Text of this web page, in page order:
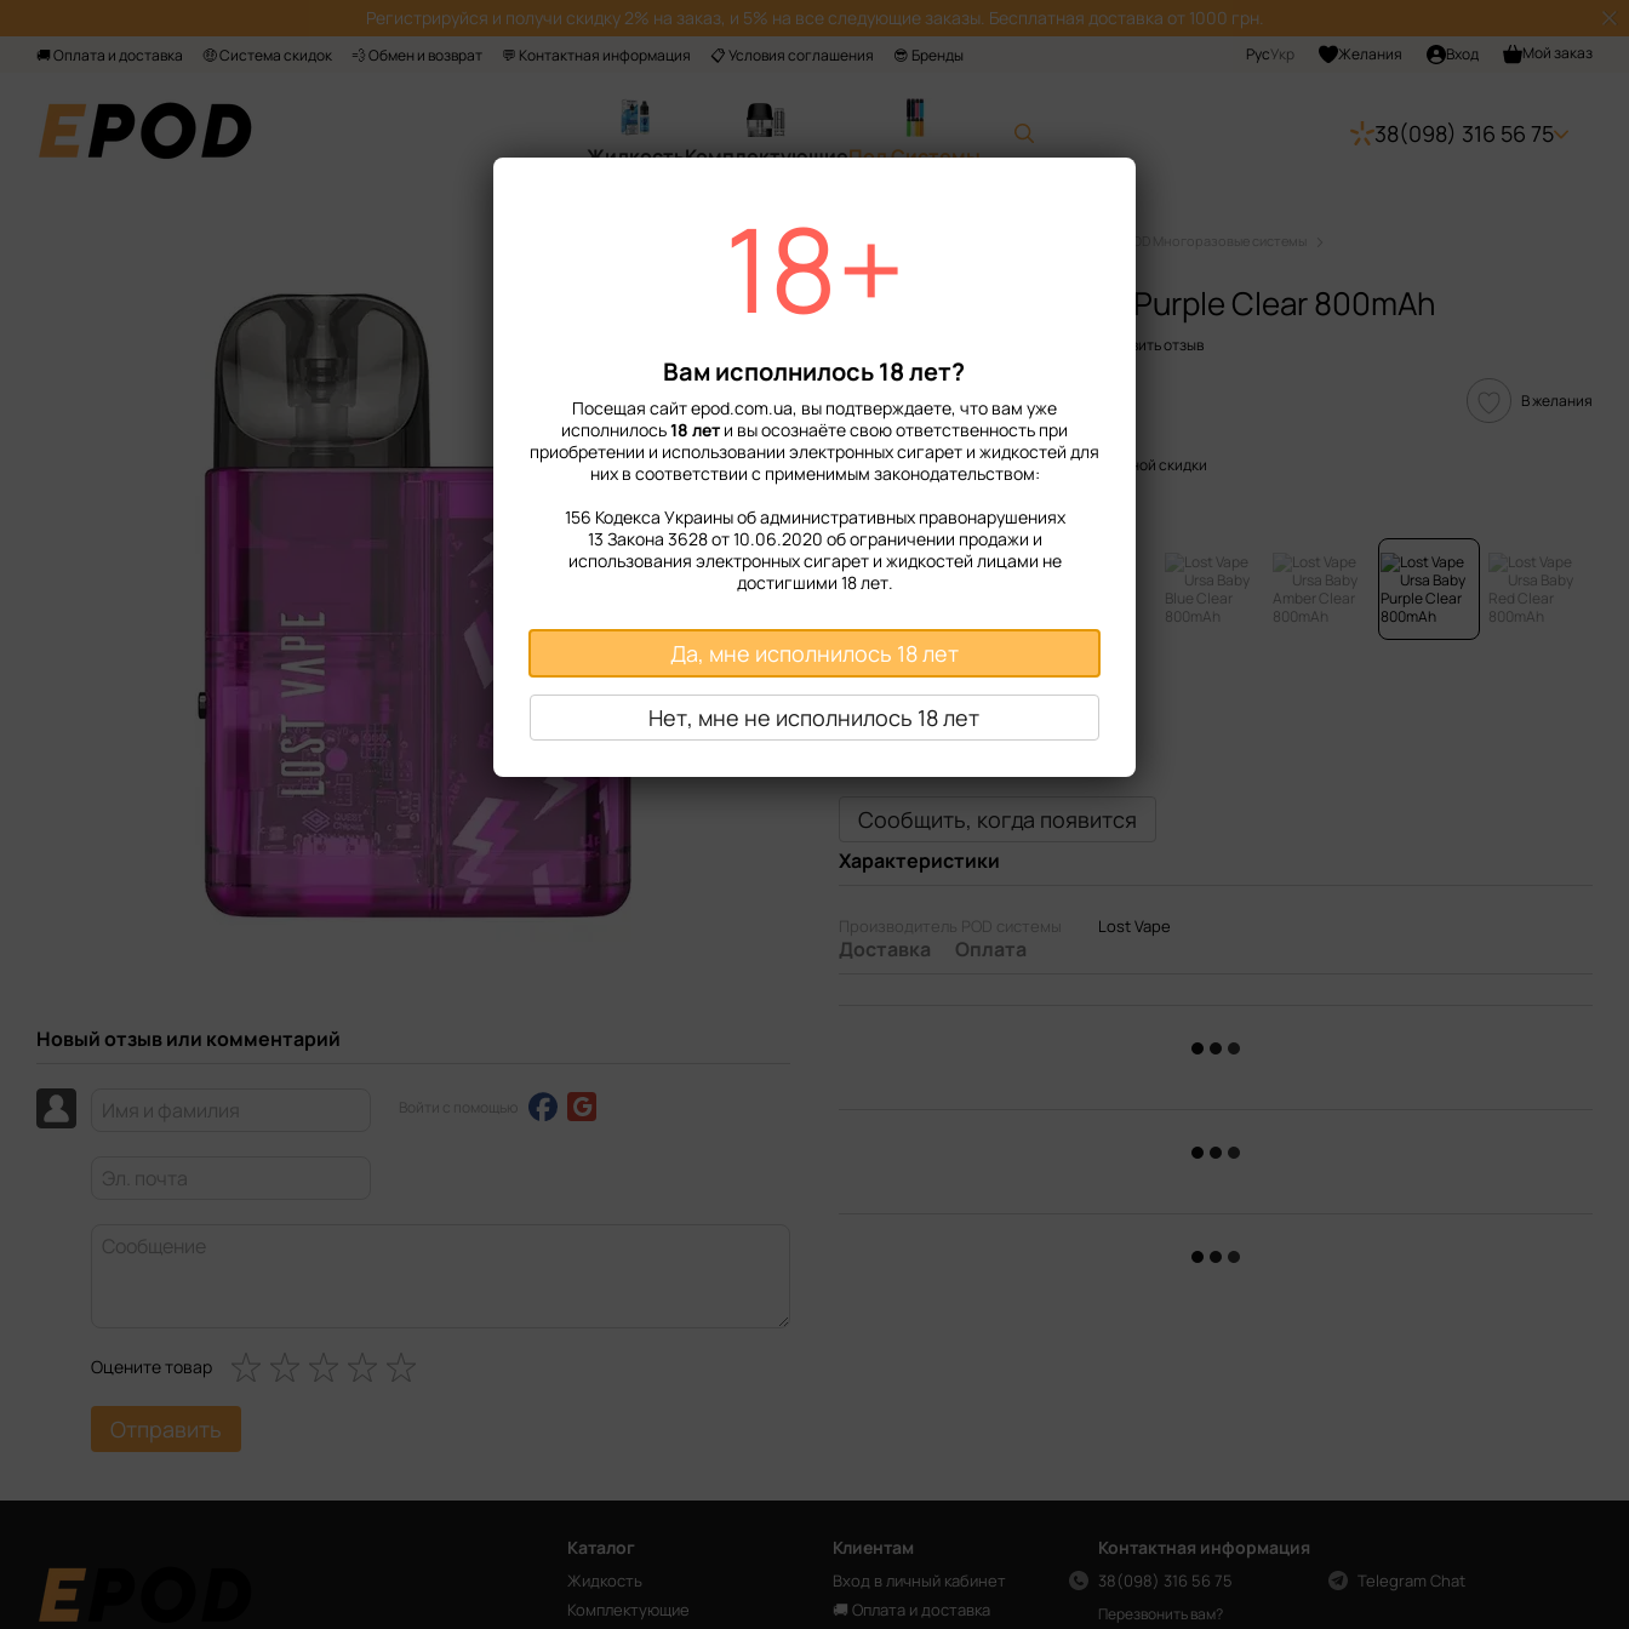
Регистрируйся‌ и получи скидку 2% на заказ, и 5% на все следующие заказы. Бесплатная доставка от 1000 грн.
🚚 Оплата и доставка 🤑 Система скидок 💨 Обмен и возврат 💬 Контактная информация 📋 Условия соглашения 😎 Бренды РусУкр Желания Вход Мой заказ
ЖидкостьКомплектующиеПод Системы
38(098) 316 56 75
Новый отзыв или комментарий
Войти с помощью
Оцените товар
Отправить
Главная
POD Многоразовые системы
Lost Vape Ursa Baby Purple Clear 800mAh
Оставить отзыв
609 грн В желания
% Войти для отображения накопительной скидки
Выберите цвет
Сообщить, когда появится
Характеристики
Производитель POD системы Lost Vape
Доставка Оплата
Каталог
Жидкость
Комплектующие
Клиентам
Вход в личный кабинет
🚚 Оплата и доставка
Контактная информация
38(098) 316 56 75
Перезвонить вам?
Telegram Chat
18+
Вам исполнилось 18 лет?
Посещая сайт epod.com.ua, вы подтверждаете, что вам уже
исполнилось18 лет и вы осознаёте свою ответственность при
приобретении и использовании электронных сигарет и жидкостей для
них в соответствии с применимым законодательством:
156 Кодекса Украины об административных правонарушениях
13 Закона 3628 от 10.06.2020 об ограничении продажи и
использования электронных сигарет и жидкостей лицами не
достигшими 18 лет.
Да, мне исполнилось 18 лет
Нет, мне не исполнилось 18 лет